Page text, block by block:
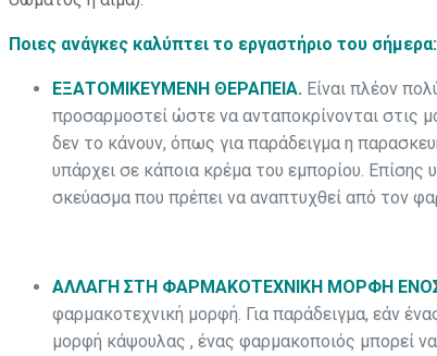
Ποιες ανάγκες καλύπτει το εργαστήριο του σήμερα:
ΕΞΑΤΟΜΙΚΕΥΜΕΝΗ ΘΕΡΑΠΕΙΑ. Είναι πλέον
προσαρμοστεί ώστε να ανταποκρίνονται στις
δεν το κάνουν, όπως για παράδειγμα η
υπάρχει σε κάποια κρέμα του εμπορίου.
σκεύασμα που πρέπει να αναπτυχθεί από τον
ΑΛΛΑΓΗ ΣΤΗ ΦΑΡΜΑΚΟΤΕΧΝΙΚΗ ΜΟΡΦΗ
φαρμακοτεχνική μορφή. Για παράδειγμα, εάν
μορφή κάψουλας , ένας φαρμακοποιός μπορεί